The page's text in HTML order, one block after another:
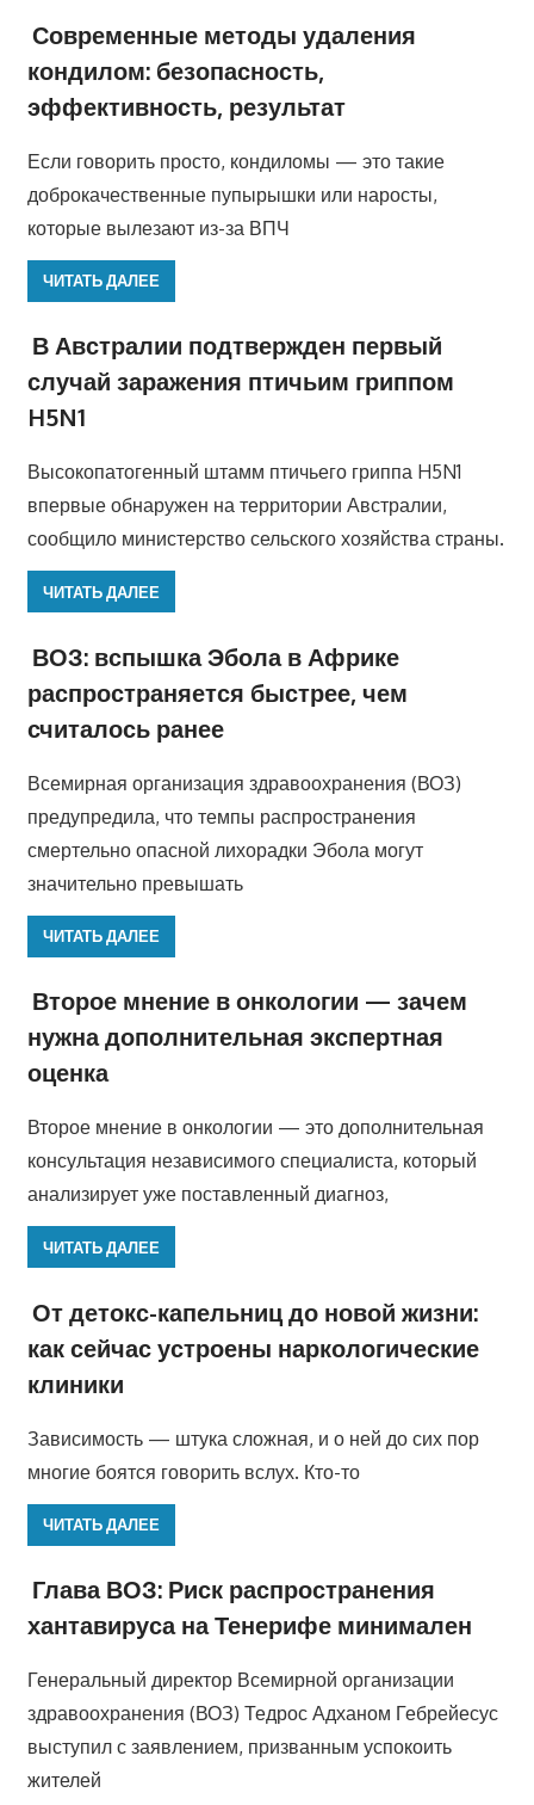
Современные методы удаления
кондилом: безопасность,
эффективность, результат
Если говорить просто, кондиломы — это такие
доброкачественные пупырышки или наросты,
которые вылезают из-за ВПЧ
ЧИТАТЬ ДАЛЕЕ
В Австралии подтвержден первый
случай заражения птичьим гриппом
H5N1
Высокопатогенный штамм птичьего гриппа H5N1
впервые обнаружен на территории Австралии,
сообщило министерство сельского хозяйства страны.
ЧИТАТЬ ДАЛЕЕ
ВОЗ: вспышка Эбола в Африке
распространяется быстрее, чем
считалось ранее
Всемирная организация здравоохранения (ВОЗ)
предупредила, что темпы распространения
смертельно опасной лихорадки Эбола могут
значительно превышать
ЧИТАТЬ ДАЛЕЕ
Второе мнение в онкологии — зачем
нужна дополнительная экспертная
оценка
Второе мнение в онкологии — это дополнительная
консультация независимого специалиста, который
анализирует уже поставленный диагноз,
ЧИТАТЬ ДАЛЕЕ
От детокс-капельниц до новой жизни:
как сейчас устроены наркологические
клиники
Зависимость — штука сложная, и о ней до сих пор
многие боятся говорить вслух. Кто-то
ЧИТАТЬ ДАЛЕЕ
Глава ВОЗ: Риск распространения
хантавируса на Тенерифе минимален
Генеральный директор Всемирной организации
здравоохранения (ВОЗ) Тедрос Адханом Гебрейесус
выступил с заявлением, призванным успокоить
жителей